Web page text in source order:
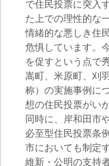
で住民投票に突入
た上での理性的な
情緒的な悪しき住
危惧しています。
を促すという点で
嵩町、米原町、刈
称）の実施事例に
想の住民投票がい
同時に、岸和田市
必至型住民投票条
市においても制定
維新・公明の支持